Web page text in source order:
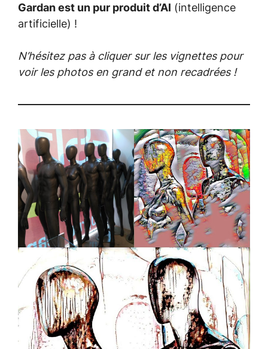
Gardan est un pur produit d’AI (intelligence
artificielle) !
N’hésitez pas à cliquer sur les vignettes pour
voir les photos en grand et non recadrées !